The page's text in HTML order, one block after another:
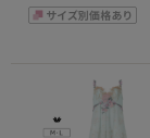
CDEFカップ アンダ